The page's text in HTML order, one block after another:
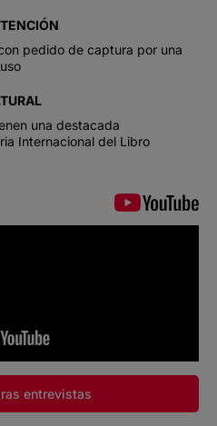
pedido de captura por una
una destacada
Internacional del Libro
entrevistas